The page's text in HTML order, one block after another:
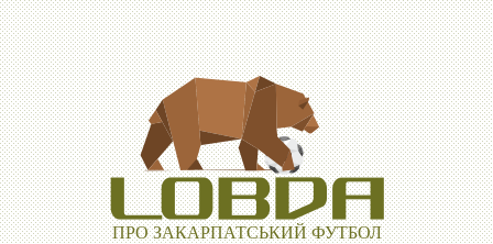
ПРО ЗАКАРПАТСЬКИЙ ФУТБОЛ